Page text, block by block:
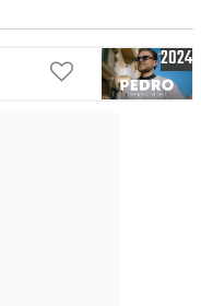
2024